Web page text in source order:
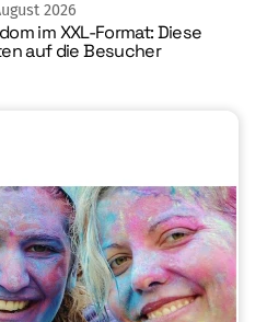
2026
im XXL-Format: Diese
auf die Besucher